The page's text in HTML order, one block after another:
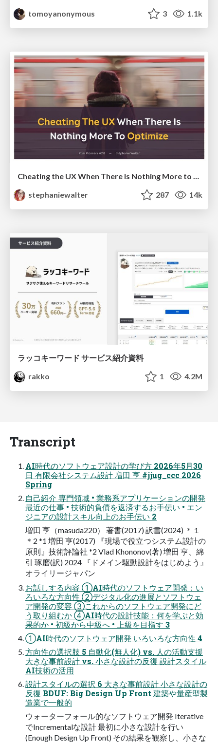
tomoyanonymous
3 1.1k
Cheating the UX When There Is Nothing More to Optimize - PixelPioneers
stephaniewalter
287 14k
ラッコキーワード サービス紹介資料
rakko
1 4.2M
Transcript
AI時代のソフトウェア設計の学び方 2026年5月30
日 有限会社システム設計 増田 亨 #jjug_ccc 2026
Spring
自己紹介 専門領域 • 業務系アプリケーションの開発
最近の仕事 • 技術的負債を返済するお手伝い • エン
ジニアの設計スキル向上のお手伝い 2
増田 亨（masuda220） 著書(2017) 訳書(2024) ＊１
＊2 *1 増田 亨(2017) 『現場で役立つシステム設計の
原則』技術評論社 *2 Vlad Khononov(著) 増田 亨、綿
引 琢磨(訳) 2024 『ドメイン駆動設計をはじめよう』
オライリージャパン
お話しする内容 ①AI時代のソフトウェア開発：い
ろいろな方向性 ②デジタル化の進展とソフトウェ
ア開発の変容 ③これからのソフトウェア開発にど
う取り組むか ④AI時代の設計技能：何を学ぶと効
果的か • 初級から中級へ • 上級を目指す 3
①AI時代のソフトウェア開発 いろいろな方向性 4
方向性の選択肢 5 自動化(無人化) vs. 人の活動支援
大きな事前設計 vs. 小さな設計の反復 設計スタイル
AI技術の活用
設計スタイルの選択 6 大きな事前設計 小さな設計の
反復 BDUF: Big Design Up Front 建築や量産型製
造業で一般的
ウォーターフォール的なソフトウェア開発 Iterative
でIncrementalな設計 最初に小さな設計を行い
(Enough Design Up Front) その結果を観察し、小さな